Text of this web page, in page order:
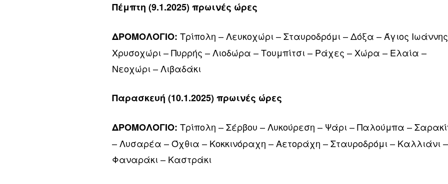
Πέμπτη (9.1.2025) πρωινές ώρες
ΔΡΟΜΟΛΟΓΙΟ: Τρίπολη – Λευκοχώρι – Σταυροδρόμι – Δόξα – Άγιος
Χρυσοχώρι – Πυρρής – Λιοδώρα – Τουμπίτσι – Ράχες – Χώρα – Ελαία –
Νεοχώρι – Λιβαδάκι
Παρασκευή (10.1.2025) πρωινές ώρες
ΔΡΟΜΟΛΟΓΙΟ: Τρίπολη – Σέρβου – Λυκούρεση – Ψάρι – Παλούμπα –
– Λυσαρέα – Όχθια – Κοκκινόραχη – Αετοράχη – Σταυροδρόμι – Καλλιάνι –
Φαναράκι – Καστράκι